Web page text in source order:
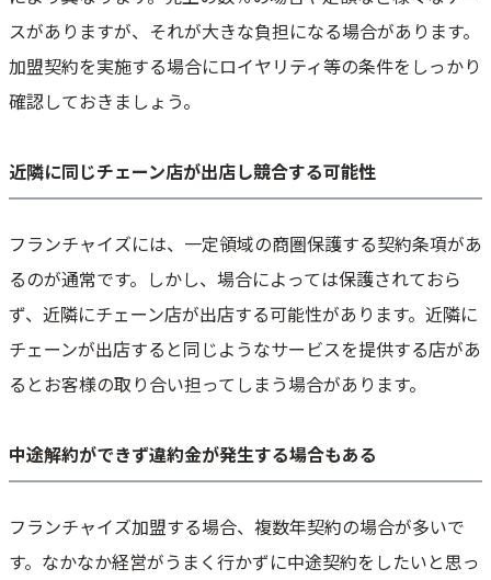
スがありますが、それが大きな負担になる場合があります。
加盟契約を実施する場合にロイヤリティ等の条件をしっかり
確認しておきましょう。
近隣に同じチェーン店が出店し競合する可能性
フランチャイズには、一定領域の商圏保護する契約条項があ
るのが通常です。しかし、場合によっては保護されておら
ず、近隣にチェーン店が出店する可能性があります。近隣に
チェーンが出店すると同じようなサービスを提供する店があ
るとお客様の取り合い担ってしまう場合があります。
中途解約ができず違約金が発生する場合もある
フランチャイズ加盟する場合、複数年契約の場合が多いで
す。なかなか経営がうまく行かずに中途契約をしたいと思っ